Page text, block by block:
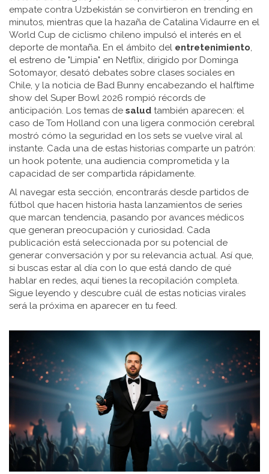
empate contra Uzbekistán se convirtieron en trending en
minutos, mientras que la hazaña de Catalina Vidaurre en el
World Cup de ciclismo chileno impulsó el interés en el
deporte de montaña. En el ámbito del entretenimiento,
el estreno de "Limpia" en Netflix, dirigido por Dominga
Sotomayor, desató debates sobre clases sociales en
Chile, y la noticia de Bad Bunny encabezando el halftime
show del Super Bowl 2026 rompió récords de
anticipación. Los temas de salud también aparecen: el
caso de Tom Holland con una ligera conmoción cerebral
mostró cómo la seguridad en los sets se vuelve viral al
instante. Cada una de estas historias comparte un patrón:
un hook potente, una audiencia comprometida y la
capacidad de ser compartida rápidamente.
Al navegar esta sección, encontrarás desde partidos de
fútbol que hacen historia hasta lanzamientos de series
que marcan tendencia, pasando por avances médicos
que generan preocupación y curiosidad. Cada
publicación está seleccionada por su potencial de
generar conversación y por su relevancia actual. Así que,
si buscas estar al día con lo que está dando de qué
hablar en redes, aquí tienes la recopilación completa.
Sigue leyendo y descubre cuál de estas noticias virales
será la próxima en aparecer en tu feed.